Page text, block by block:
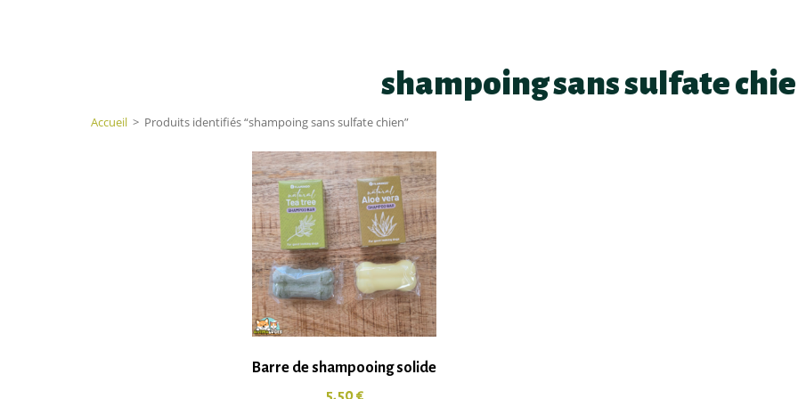
shampoing sans sulfate
Accueil > Produits identifiés “shampoing sans sulfate chien”
Barre de shampooing solide
5,50€